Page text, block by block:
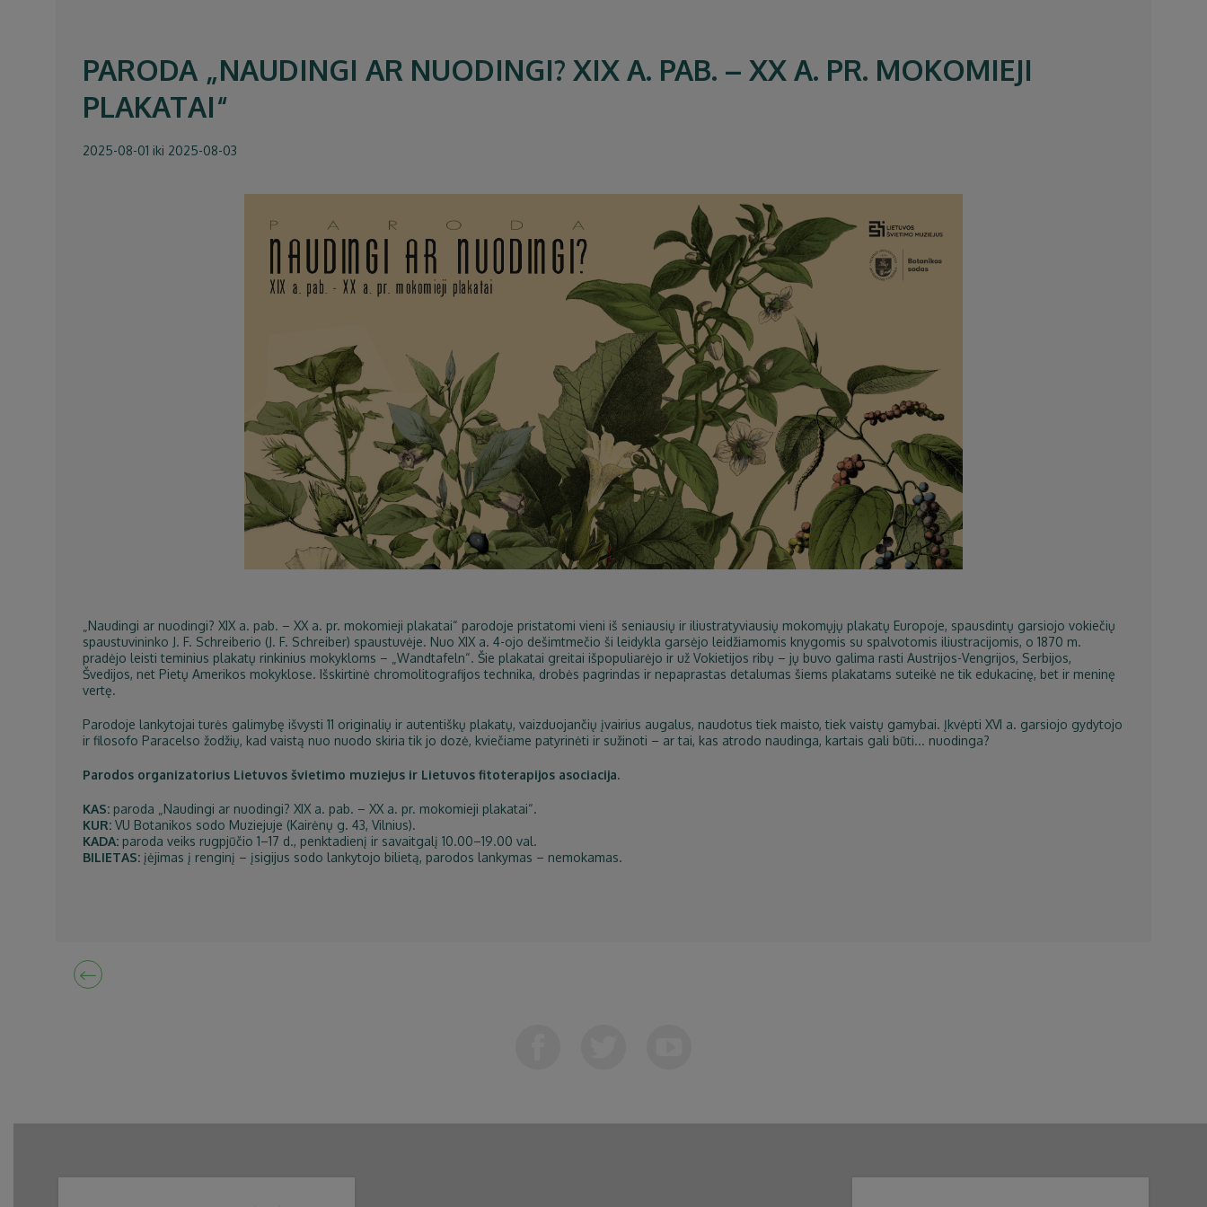
PARODA „NAUDINGI AR NUODINGI? XIX A. PAB. – XX A. PR. MOKOMIEJI
PLAKATAI“
2025-08-01 iki 2025-08-03
„Naudingi ar nuodingi? XIX a. pab. – XX a. pr. mokomieji plakatai“ parodoje pristatomi vieni iš seniausių ir iliustratyviausių mokomųjų plakatų Europoje, spausdintų garsiojo vokiečių
spaustuvininko J. F. Schreiberio (J. F. Schreiber) spaustuvėje. Nuo XIX a. 4-ojo dešimtmečio ši leidykla garsėjo leidžiamomis knygomis su spalvotomis iliustracijomis, o 1870 m.
pradėjo leisti teminius plakatų rinkinius mokykloms – „Wandtafeln“. Šie plakatai greitai išpopuliarėjo ir už Vokietijos ribų – jų buvo galima rasti Austrijos-Vengrijos, Serbijos,
Švedijos, net Pietų Amerikos mokyklose. Išskirtinė chromolitografijos technika, drobės pagrindas ir nepaprastas detalumas šiems plakatams suteikė ne tik edukacinę, bet ir meninę
vertę.
Parodoje lankytojai turės galimybę išvysti 11 originalių ir autentiškų plakatų, vaizduojančių įvairius augalus, naudotus tiek maisto, tiek vaistų gamybai. Įkvėpti XVI a. garsiojo gydytojo
ir filosofo Paracelso žodžių, kad vaistą nuo nuodo skiria tik jo dozė, kviečiame patyrinėti ir sužinoti – ar tai, kas atrodo naudinga, kartais gali būti... nuodinga?
Parodos organizatorius Lietuvos švietimo muziejus ir Lietuvos fitoterapijos asociacija.
KAS: paroda „Naudingi ar nuodingi? XIX a. pab. – XX a. pr. mokomieji plakatai“.
KUR: VU Botanikos sodo Muziejuje (Kairėnų g. 43, Vilnius).
KADA: paroda veiks rugpjūčio 1–17 d., penktadienį ir savaitgalį 10.00–19.00 val.
BILIETAS: įėjimas į renginį – įsigijus sodo lankytojo bilietą, parodos lankymas – nemokamas.